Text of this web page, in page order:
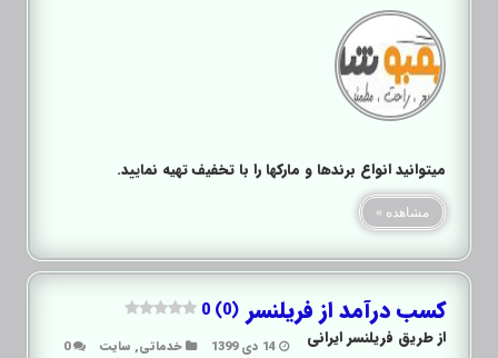
میتوانید انواع برندها و مارکها را با تخفیف تهیه نمایید.
مشاهده »
کسب درآمد از فریلنسر 0 (0)
14 دی 1399 خدماتی, سایت 0 از طریق فریلنسر ایرانی